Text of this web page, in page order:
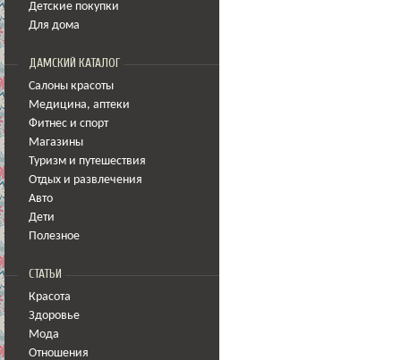
Детские покупки
Для дома
ДАМСКИЙ КАТАЛОГ
Салоны красоты
Медицина, аптеки
Фитнес и спорт
Магазины
Туризм и путешествия
Отдых и развлечения
Авто
Дети
Полезное
СТАТЬИ
Красота
Здоровье
Мода
Отношения